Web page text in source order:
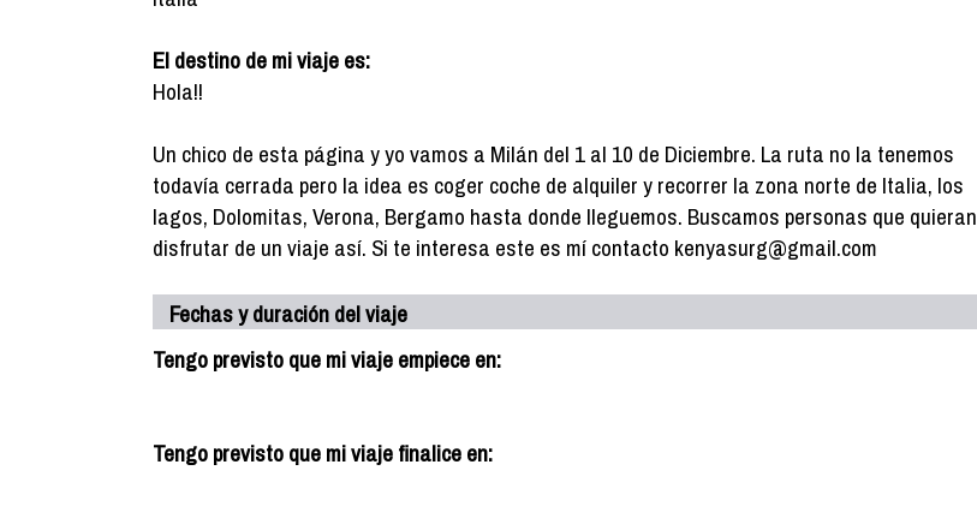
El destino de mi viaje es:
Hola!!
Un chico de esta página y yo vamos a Milán del 1 al 10 de Diciembre. La ruta no la tenemos
todavía cerrada pero la idea es coger coche de alquiler y recorrer la zona norte de Italia, los
lagos, Dolomitas, Verona, Bergamo hasta donde lleguemos. Buscamos personas que quieran
disfrutar de un viaje así. Si te interesa este es mí contacto kenyasurg@gmail.com
Fechas y duración del viaje
Tengo previsto que mi viaje empiece en:
Tengo previsto que mi viaje finalice en: